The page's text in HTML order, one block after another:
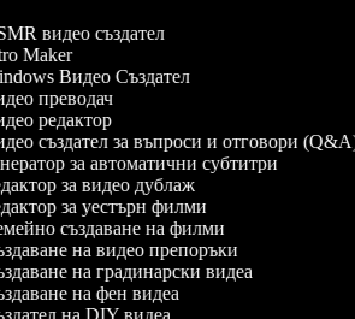
видео създател
Maker
Видео Създател
преводач
редактор
създател за въпроси и отговори (Q&A)
за автоматични субтитри
за видео дублаж
за уестърн филми
създаване на филми
на видео препоръки
на градинарски видеа
на фен видеа